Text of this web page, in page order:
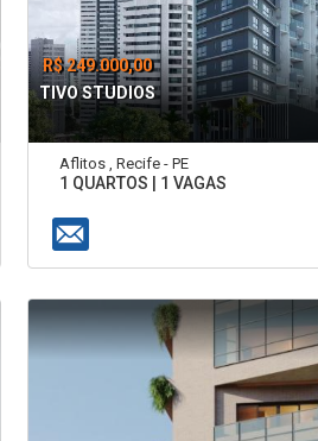
R$ 249.000,00
TIVO STUDIOS
Aflitos , Recife - PE
1 QUARTOS | 1 VAGAS